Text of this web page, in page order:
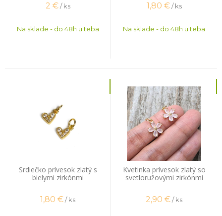
2 € / ks
Na sklade - do 48h u teba
1,80 € / ks
Na sklade - do 48h u teba
Srdiečko prívesok zlatý s
bielymi zirkónmi
1,80 €/ ks
Kvetinka prívesok zlatý so
svetloružovými zirkónmi
2,90 €/ ks